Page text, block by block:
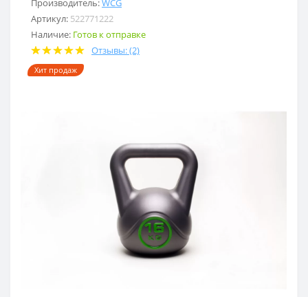
Производитель:WCG
Артикул: 522771222
Наличие: Готов к отправке
Отзывы: (2)
Хит продаж